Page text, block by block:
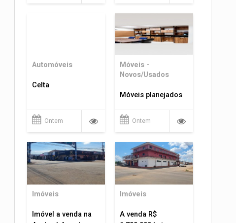
Automóveis
Celta
Ontem
Móveis -
Novos/Usados
Móveis planejados
Ontem
Imóveis
Imóvel a venda na
Imóveis
A venda R$